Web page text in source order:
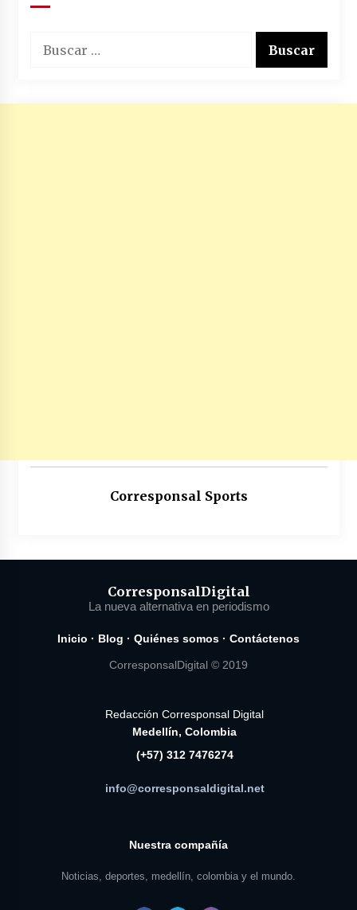
Corresponsal Sports
CorresponsalDigital
La nueva alternativa en periodismo
Inicio · Blog · Quiénes somos · Contáctenos
CorresponsalDigital © 2019
Redacción Corresponsal Digital
Medellín, Colombia
(+57) 312 7476274
info@corresponsaldigital.net
Nuestra compañía
Noticias, deportes, medellín, colombia y el mundo.